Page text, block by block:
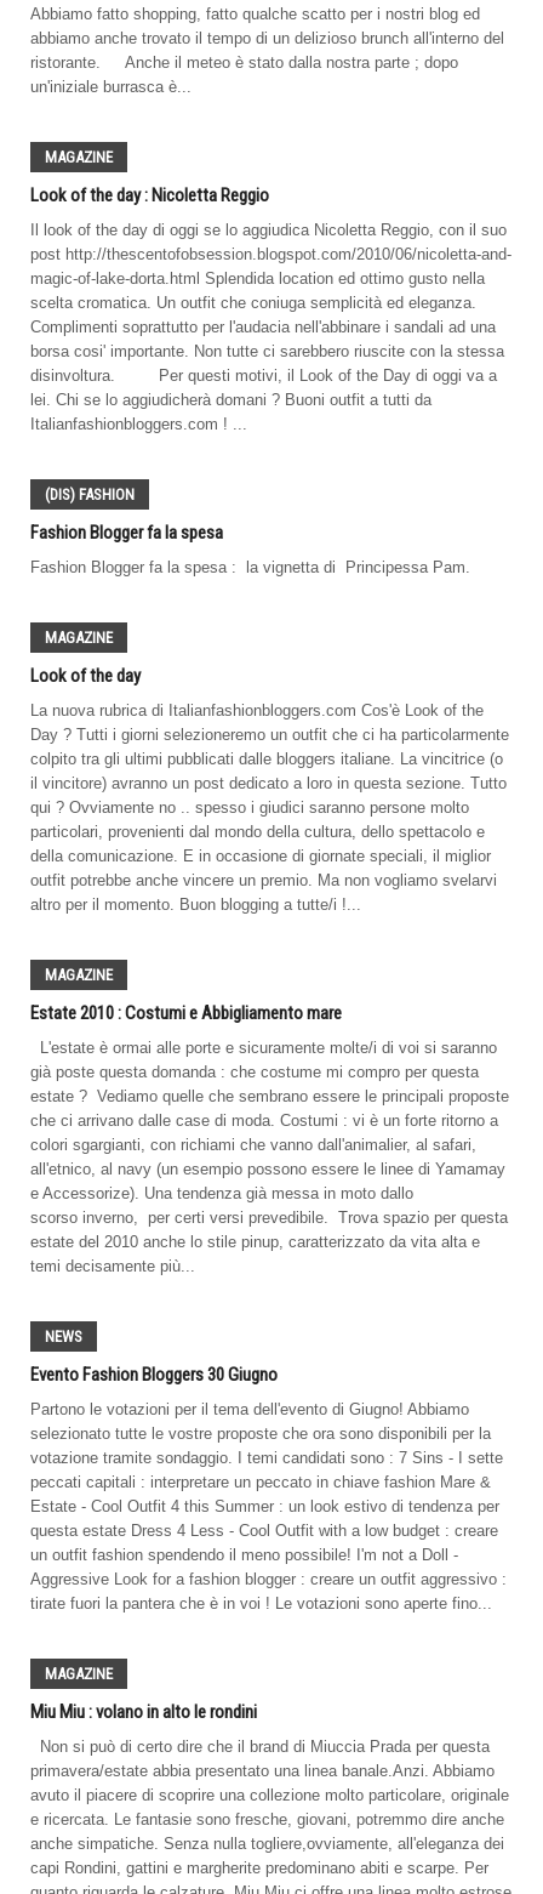
Abbiamo fatto shopping, fatto qualche scatto per i nostri blog ed
abbiamo anche trovato il tempo di un delizioso brunch all'interno del
ristorante. Anche il meteo è stato dalla nostra parte ; dopo
un'iniziale burrasca è...
MAGAZINE
Look of the day : Nicoletta Reggio
Il look of the day di oggi se lo aggiudica Nicoletta Reggio, con il suo
post http://thescentofobsession.blogspot.com/2010/06/nicoletta-and-
magic-of-lake-dorta.html Splendida location ed ottimo gusto nella
scelta cromatica. Un outfit che coniuga semplicità ed eleganza.
Complimenti soprattutto per l'audacia nell'abbinare i sandali ad una
borsa cosi' importante. Non tutte ci sarebbero riuscite con la stessa
disinvoltura. Per questi motivi, il Look of the Day di oggi va a
lei. Chi se lo aggiudicherà domani ? Buoni outfit a tutti da
Italianfashionbloggers.com ! ...
(DIS) FASHION
Fashion Blogger fa la spesa
Fashion Blogger fa la spesa : la vignetta di Principessa Pam.
MAGAZINE
Look of the day
La nuova rubrica di Italianfashionbloggers.com Cos'è Look of the
Day ? Tutti i giorni selezioneremo un outfit che ci ha particolarmente
colpito tra gli ultimi pubblicati dalle bloggers italiane. La vincitrice (o
il vincitore) avranno un post dedicato a loro in questa sezione. Tutto
qui ? Ovviamente no .. spesso i giudici saranno persone molto
particolari, provenienti dal mondo della cultura, dello spettacolo e
della comunicazione. E in occasione di giornate speciali, il miglior
outfit potrebbe anche vincere un premio. Ma non vogliamo svelarvi
altro per il momento. Buon blogging a tutte/i !...
MAGAZINE
Estate 2010 : Costumi e Abbigliamento mare
L'estate è ormai alle porte e sicuramente molte/i di voi si saranno
già poste questa domanda : che costume mi compro per questa
estate ? Vediamo quelle che sembrano essere le principali proposte
che ci arrivano dalle case di moda. Costumi : vi è un forte ritorno a
colori sgargianti, con richiami che vanno dall'animalier, al safari,
all'etnico, al navy (un esempio possono essere le linee di Yamamay
e Accessorize). Una tendenza già messa in moto dallo
scorso inverno, per certi versi prevedibile. Trova spazio per questa
estate del 2010 anche lo stile pinup, caratterizzato da vita alta e
temi decisamente più...
NEWS
Evento Fashion Bloggers 30 Giugno
Partono le votazioni per il tema dell'evento di Giugno! Abbiamo
selezionato tutte le vostre proposte che ora sono disponibili per la
votazione tramite sondaggio. I temi candidati sono : 7 Sins - I sette
peccati capitali : interpretare un peccato in chiave fashion Mare &
Estate - Cool Outfit 4 this Summer : un look estivo di tendenza per
questa estate Dress 4 Less - Cool Outfit with a low budget : creare
un outfit fashion spendendo il meno possibile! I'm not a Doll -
Aggressive Look for a fashion blogger : creare un outfit aggressivo :
tirate fuori la pantera che è in voi ! Le votazioni sono aperte fino...
MAGAZINE
Miu Miu : volano in alto le rondini
Non si può di certo dire che il brand di Miuccia Prada per questa
primavera/estate abbia presentato una linea banale.Anzi. Abbiamo
avuto il piacere di scoprire una collezione molto particolare, originale
e ricercata. Le fantasie sono fresche, giovani, potremmo dire anche
anche simpatiche. Senza nulla togliere,ovviamente, all'eleganza dei
capi Rondini, gattini e margherite predominano abiti e scarpe. Per